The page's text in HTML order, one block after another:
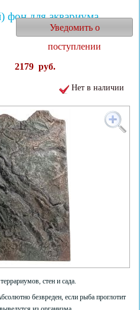
фон для аквариума
Уведомить о
поступлении
2179 руб.
Нет в наличии
стен и сада.
безвреден, если рыба проглотит